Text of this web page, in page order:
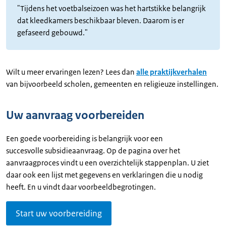
"Tijdens het voetbalseizoen was het hartstikke belangrijk
dat kleedkamers beschikbaar bleven. Daarom is er
gefaseerd gebouwd."
Wilt u meer ervaringen lezen? Lees dan alle praktijkverhalen
van bijvoorbeeld scholen, gemeenten en religieuze instellingen.
Uw aanvraag voorbereiden
Een goede voorbereiding is belangrijk voor een
succesvolle subsidieaanvraag. Op de pagina over het
aanvraagproces vindt u een overzichtelijk stappenplan. U ziet
daar ook een lijst met gegevens en verklaringen die u nodig
heeft. En u vindt daar voorbeeldbegrotingen.
Start uw voorbereiding